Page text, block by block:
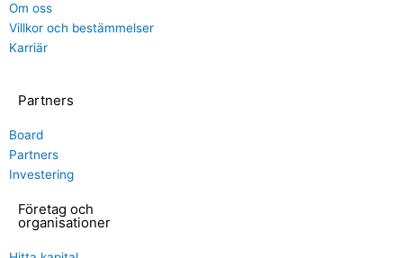
Om oss
Villkor och bestämmelser
Karriär
Partners
Board
Partners
Investering
Företag och
organisationer